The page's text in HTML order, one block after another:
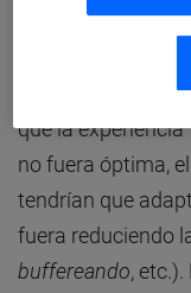
R: Una red
pero más
pasado, un
que la experiencia
no fuera óptima,
tendrían que
fuera reduciendo
buffereando,